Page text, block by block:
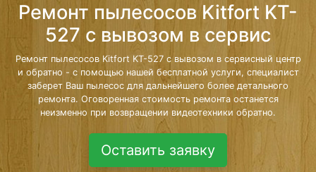
Ремонт пылесосов Kitfort KT-
527 с вывозом в сервис
Ремонт пылесосов Kitfort KT-527 с вывозом в сервисный центр
и обратно - с помощью нашей бесплатной услуги, специалист
заберет Ваш пылесос для дальнейшего более детального
ремонта. Оговоренная стоимость ремонта останется
неизменно при возвращении видеотехники обратно.
Оставить заявку